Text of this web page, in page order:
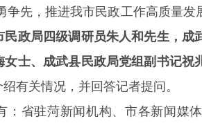
争先，推进我市民政工作高质量
民政局四级调研员朱人和先生，成
士、成武县民政局党组副书记祝
绍有关情况，并回答记者提问。
：省驻菏新闻机构、市各新闻媒